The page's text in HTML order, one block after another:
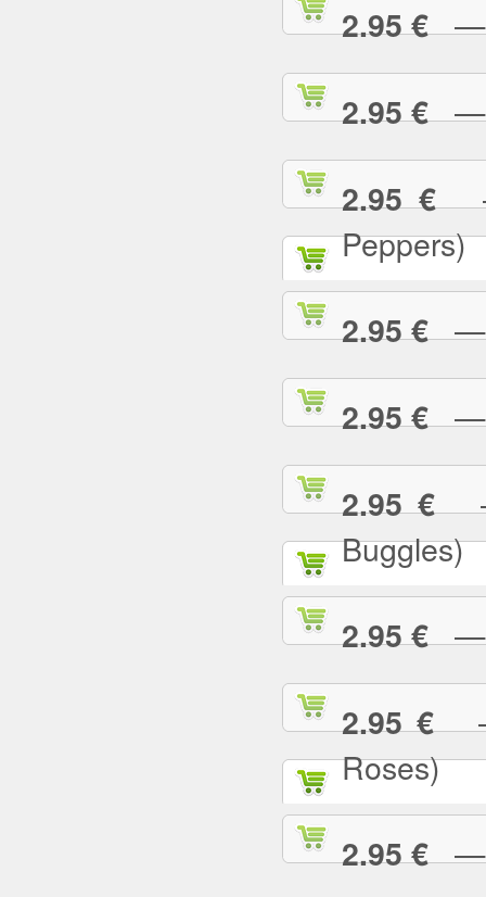
2.95 €—
2.95 €—
2.95 €—
Peppers)
2.95 €—
2.95 €—
2.95 €—
Buggles)
2.95 €—
2.95 €—
Roses)
2.95 €—